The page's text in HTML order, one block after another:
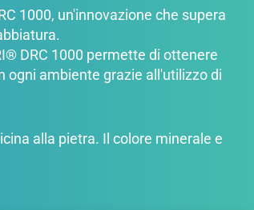
1000, un'innovazione che supera
DRC 1000 permette di ottenere
ogni ambiente grazie all'utilizzo di
alla pietra. Il colore minerale e